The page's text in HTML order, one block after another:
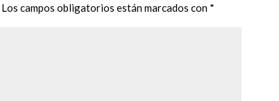
Los campos obligatorios están marcados con *